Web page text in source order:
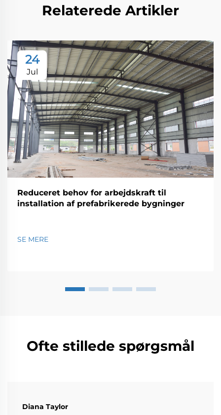
Relaterede Artikler
24
Jul
Reduceret behov for arbejdskraft til
installation af prefabrikerede bygninger
SE MERE
Ofte stillede spørgsmål
Diana Taylor